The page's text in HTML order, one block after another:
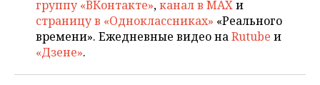
ВОЛЕЙБОЛ
КИБЕРСПОРТ
ИСТОРИЯ
КУЛЬТУРА
СПИСОК ПЕРСОН
СПИСОК КОМПАНИЙ
ПОЛНАЯ ВЕРСИЯ
группу «ВКонтакте»,канал в MAXи
страницу в «Одноклассниках» «Реального
времени». Ежедневные видео наRutube и
«Дзене».